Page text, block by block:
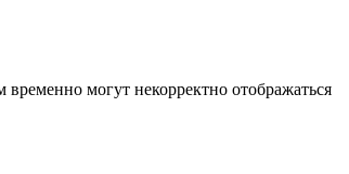
могут некорректно отображаться